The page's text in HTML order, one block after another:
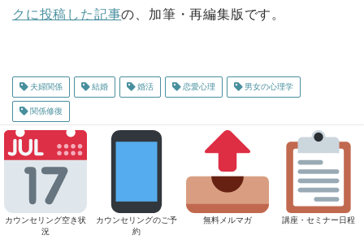
クに投稿した記事の、加筆・再編集版です。
夫婦関係 結婚 婚活 恋愛心理 男女の心理学
関係修復
ABOUT ME
カウンセリング空き状
況
カウンセリングのご予
約
無料メルマガ 講座・セミナー日程